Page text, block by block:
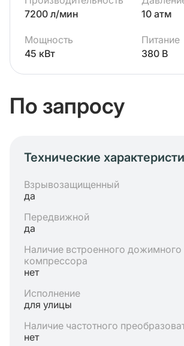
7200 л/мин
10 атм
Мощность
45 кВт
Питание
380 В
По запросу
Технические
Взрывозащищенный
да
Передвижной
да
Наличие встроенного дожимного
компрессора
нет
Исполнение
для улицы
Наличие частотного
нет